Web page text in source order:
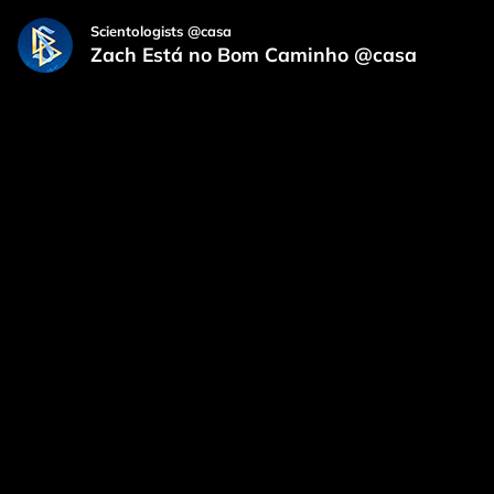
Scientologists @casa
Zach Está no Bom Caminho @casa